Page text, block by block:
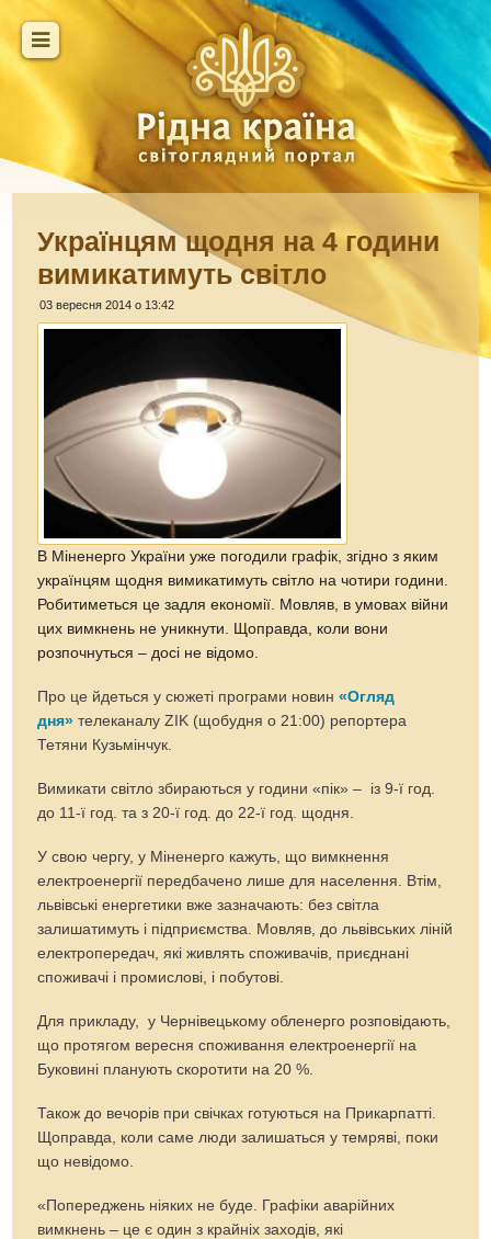
Українцям щодня на 4 години
вимикатимуть світло
03 вересня 2014 о 13:42
В Міненерго України уже погодили графік, згідно з яким
українцям щодня вимикатимуть світло на чотири години.
Робитиметься це задля економії. Мовляв, в умовах війни
цих вимкнень не уникнути. Щоправда, коли вони
розпочнуться – досі не відомо.
Про це йдеться у сюжеті програми новин«Огляд
дня» телеканалу ZIK (щобудня о 21:00) репортера
Тетяни Кузьмінчук.
Вимикати світло збираються у години «пік» – із 9-ї год.
до 11-ї год. та з 20-ї год. до 22-ї год. щодня.
У свою чергу, у Міненерго кажуть, що вимкнення
електроенергії передбачено лише для населення. Втім,
львівські енергетики вже зазначають: без світла
залишатимуть і підприємства. Мовляв, до львівських ліній
електропередач, які живлять споживачів, приєднані
споживачі і промислові, і побутові.
Для прикладу, у Чернівецькому обленерго розповідають,
що протягом вересня споживання електроенергії на
Буковині планують скоротити на 20 %.
Також до вечорів при свічках готуються на Прикарпатті.
Щоправда, коли саме люди залишаться у темряві, поки
що невідомо.
«Попереджень ніяких не буде. Графіки аварійних
вимкнень – це є один з крайніх заходів, які